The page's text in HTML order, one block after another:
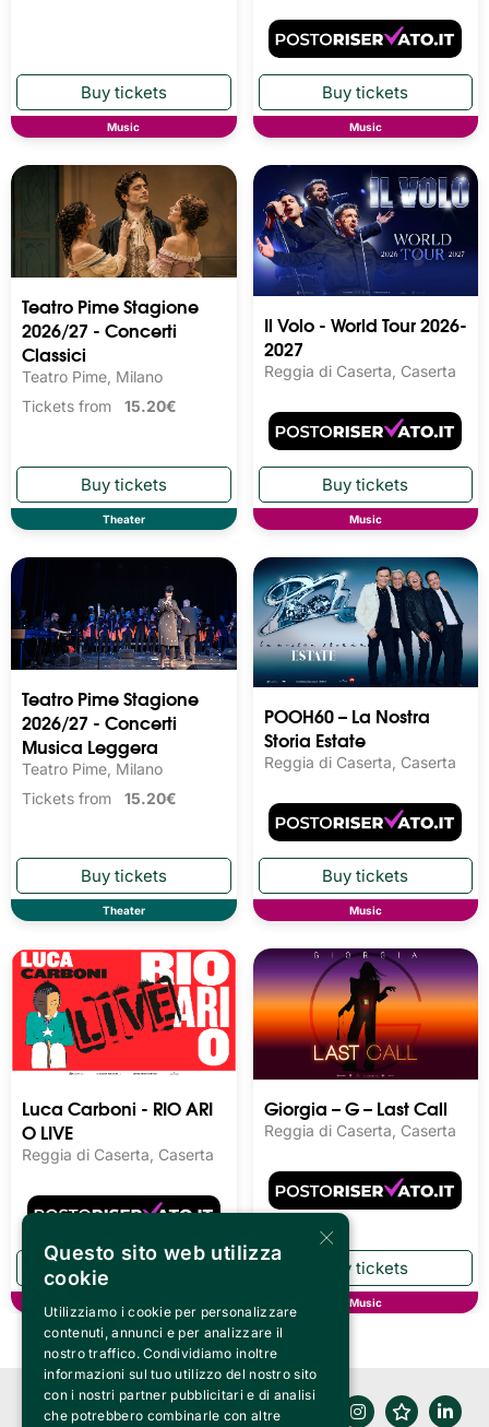
Music Music
Teatro Pime Stagione
2026/27 - Concerti
Classici
Teatro Pime, Milano
Tickets from 15.20€
Theater
Il Volo - World Tour 2026-
2027
Reggia di Caserta, Caserta
Music
Teatro Pime Stagione
2026/27 - Concerti
Musica Leggera
Teatro Pime, Milano
Tickets from 15.20€
Theater
POOH60 – La Nostra
Storia Estate
Reggia di Caserta, Caserta
Music
Luca Carboni - RIO ARI
O LIVE
Reggia di Caserta, Caserta
Giorgia – G – Last Call
Reggia di Caserta, Caserta
Music
×
Questo sito web utilizza
cookie
Utilizziamo i cookie per personalizzare
contenuti, annunci e per analizzare il
nostro traffico. Condividiamo inoltre
informazioni sul tuo utilizzo del nostro sito
con i nostri partner pubblicitari e di analisi
che potrebbero combinarle con altre